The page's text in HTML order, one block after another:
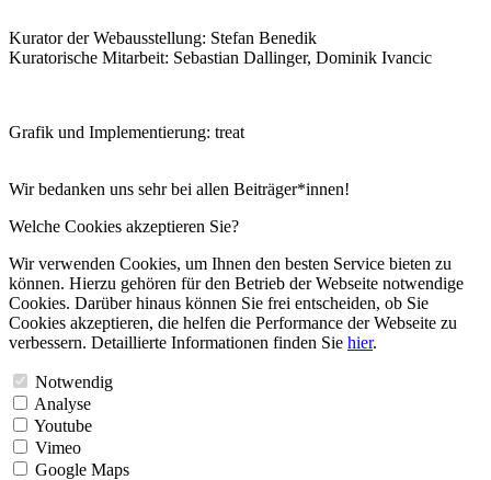
Kurator der Webausstellung: Stefan Benedik
Kuratorische Mitarbeit: Sebastian Dallinger, Dominik Ivancic
Grafik und Implementierung: treat
Wir bedanken uns sehr bei allen Beiträger*innen!
Welche Cookies akzeptieren Sie?
Wir verwenden Cookies, um Ihnen den besten Service bieten zu
können. Hierzu gehören für den Betrieb der Webseite notwendige
Cookies. Darüber hinaus können Sie frei entscheiden, ob Sie
Cookies akzeptieren, die helfen die Performance der Webseite zu
verbessern. Detaillierte Informationen finden Sie hier.
Notwendig
Analyse
Youtube
Vimeo
Google Maps